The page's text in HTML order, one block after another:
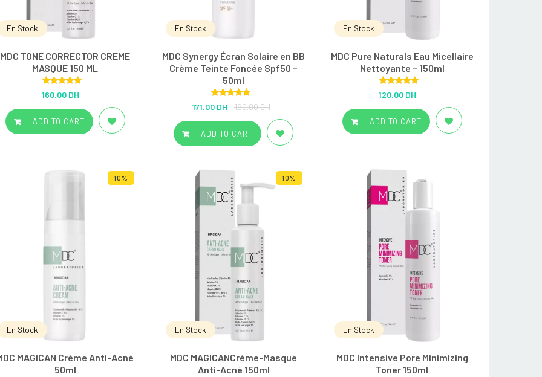
En Stock
MDC TONE CORRECTOR CREME
MASQUE 150 ML
Rated 5.00
out of 5
160.00 DH
ADD TO CART
En Stock
MDC Synergy Écran Solaire en BB
Crème Teinte Foncée Spf50 –
50ml
Rated5.00
out of 5
171.00 DH 190.00 DH
ADD TO CART
En Stock
MDC Pure Naturals Eau Micellaire
Nettoyante – 150ml
Rated 5.00
out of 5
120.00 DH
ADD TO CART
10%
En Stock
MAGICAN Crème Anti-Acné
50ml
10%
En Stock
MDC MAGICANCrème-Masque
Anti-Acné 150ml
En Stock
MDC Intensive Pore Minimizing
Toner 150ml